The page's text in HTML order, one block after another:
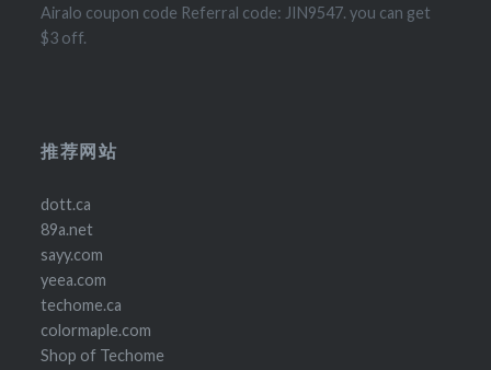
Airalo coupon code Referral code: JIN9547. you can get
$3 off.
推荐网站
dott.ca
89a.net
sayy.com
yeea.com
techome.ca
colormaple.com
Shop of Techome